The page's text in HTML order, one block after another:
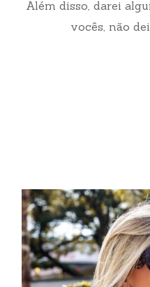
Além disso, darei
vocês, não